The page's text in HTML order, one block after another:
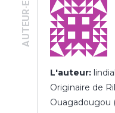
AUTEUR·E
L'auteur:
Originaire de
Ouagadougou